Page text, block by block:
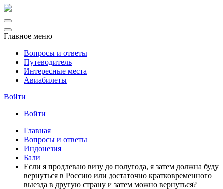
Главное меню
Вопросы и ответы
Путеводитель
Интересные места
Авиабилеты
Войти
Войти
Главная
Вопросы и ответы
Индонезия
Бали
Если я продлеваю визу до полугода, я затем должна буду
вернуться в Россию или достаточно кратковременного
выезда в другую страну и затем можно вернуться?